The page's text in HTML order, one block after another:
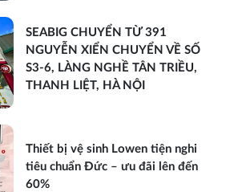
SEABIG CHUYỂN TỪ 391
NGUYỄN XIỂN CHUYỂN VỀ SỐ
S3-6, LÀNG NGHỀ TÂN TRIỀU,
THANH LIỆT, HÀ NỘI
Thiết bị vệ sinh Lowen tiện nghi
tiêu chuẩn Đức – ưu đãi lên đến
60%